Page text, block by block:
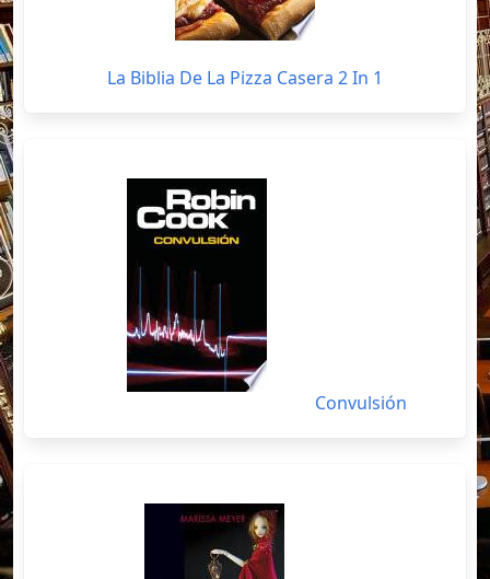
La Biblia De La Pizza Casera 2 In 1
Convulsión